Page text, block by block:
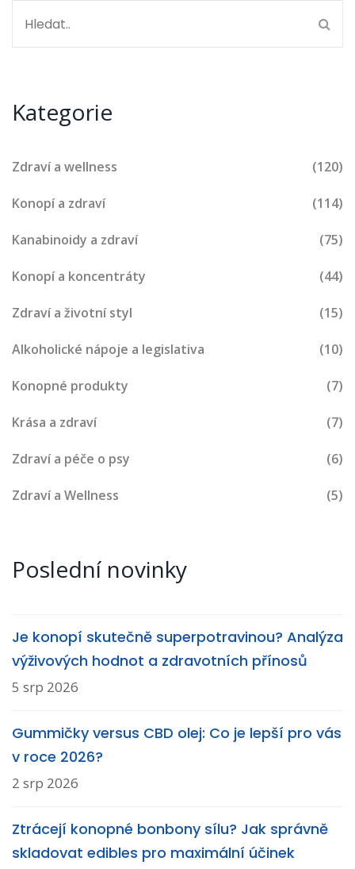
Kategorie
Zdraví a wellness (120)
Konopí a zdraví (114)
Kanabinoidy a zdraví (75)
Konopí a koncentráty (44)
Zdraví a životní styl (15)
Alkoholické nápoje a legislativa (10)
Konopné produkty (7)
Krása a zdraví (7)
Zdraví a péče o psy (6)
Zdraví a Wellness (5)
Poslední novinky
Je konopí skutečně superpotravinou? Analýza
výživových hodnot a zdravotních přínosů
5 srp 2026
Gummičky versus CBD olej: Co je lepší pro vás
v roce 2026?
2 srp 2026
Ztrácejí konopné bonbony sílu? Jak správně
skladovat edibles pro maximální účinek